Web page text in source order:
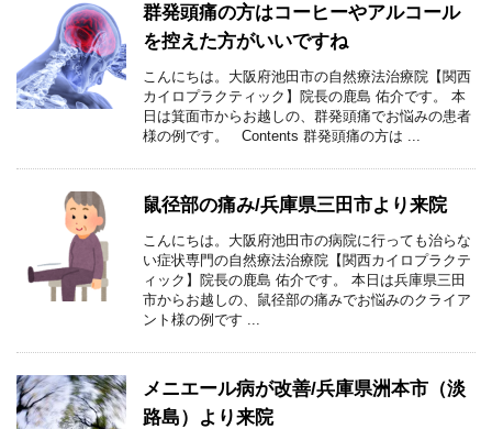
群発頭痛の方はコーヒーやアルコール
を控えた方がいいですね
こんにちは。大阪府池田市の自然療法治療院【関西
カイロプラクティック】院長の鹿島 佑介です。 本
日は箕面市からお越しの、群発頭痛でお悩みの患者
様の例です。 Contents 群発頭痛の方は ...
鼠径部の痛み/兵庫県三田市より来院
こんにちは。大阪府池田市の病院に行っても治らな
い症状専門の自然療法治療院【関西カイロプラクテ
ィック】院長の鹿島 佑介です。 本日は兵庫県三田
市からお越しの、鼠径部の痛みでお悩みのクライア
ント様の例です ...
メニエール病が改善/兵庫県洲本市（淡
路島）より来院